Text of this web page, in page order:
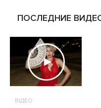
ПОСЛЕДНИЕ
ВІДЕО